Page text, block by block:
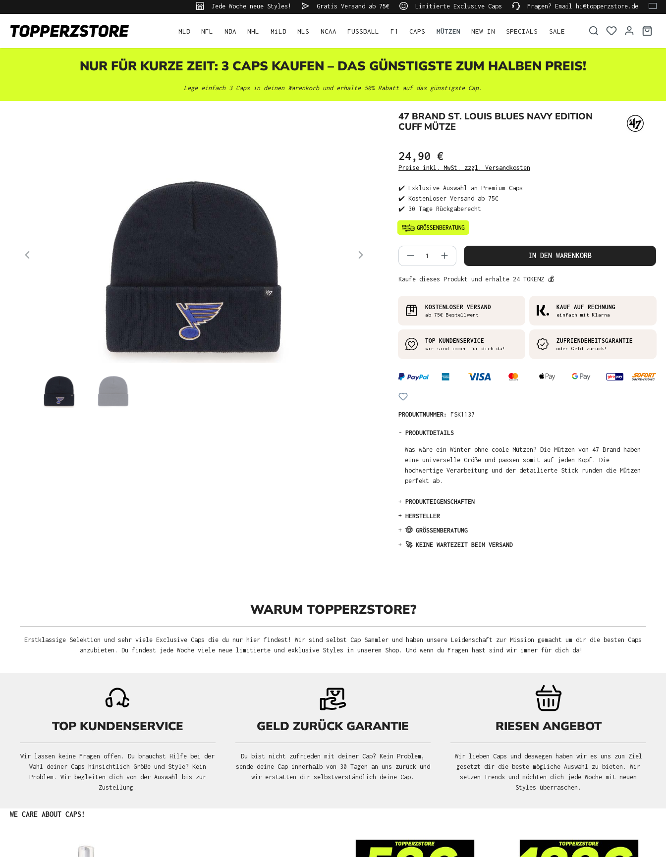
Jede Woche neue Styles! Gratis Versand ab 75€ Limitierte Exclusive Caps Fragen? Email hi@topperzstore.de
MLB NFL NBA NHL MiLB MLS NCAA FUSSBALL F1 CAPS MÜTZEN NEW IN SPECIALS SALE
NUR FÜR KURZE ZEIT: 3 CAPS KAUFEN – DAS GÜNSTIGSTE ZUM HALBEN PREIS!
Lege einfach 3 Caps in deinen Warenkorb und erhalte 50% Rabatt auf das günstigste Cap.
47 BRAND ST. LOUIS BLUES NAVY EDITION
CUFF MÜTZE
24,90 €
Preise inkl. MwSt. zzgl. Versandkosten
✔️ Exklusive Auswahl an Premium Caps
✔️ Kostenloser Versand ab 75€
✔️ 30 Tage Rückgaberecht
Produkt Anzahl: Gib den gewünschten Wert
IN DEN WARENKORB
Kaufe dieses Produkt und erhalte 24 TOKENZ 💰
KOSTENLOSER VERSAND
ab 75€ Bestellwert
KAUF AUF RECHNUNG
einfach mit Klarna
TOP KUNDENSERVICE
wir sind immer für dich da!
ZUFRIENDEHEITSGARANTIE
oder Geld zurück!
PRODUKTNUMMER: FSK1137
- PRODUKTDETAILS
Was wäre ein Winter ohne coole Mützen? Die Mützen von 47 Brand haben
eine universelle Größe und passen somit auf jeden Kopf. Die
hochwertige Verarbeitung und der detailierte Stick runden die Mützen
perfekt ab.
+ PRODUKTEIGENSCHAFTEN
+ HERSTELLER
+ 🤠 GRÖSSENBERATUNG
+ 🚀 KEINE WARTEZEIT BEIM VERSAND
WARUM TOPPERZSTORE?
Erstklassige Selektion und sehr viele Exclusive Caps die du nur hier findest! Wir sind selbst Cap Sammler und haben unsere Leidenschaft zur Mission gemacht um dir die besten Caps
anzubieten. Du findest jede Woche viele neue limitierte und exklusive Styles in unserem Shop. Und wenn du Fragen hast sind wir immer für dich da!
TOP KUNDENSERVICE
Wir lassen keine Fragen offen. Du brauchst Hilfe bei der
Wahl deiner Caps hinsichtlich Größe und Style? Kein
Problem. Wir begleiten dich von der Auswahl bis zur
Zustellung.
GELD ZURÜCK GARANTIE
Du bist nicht zufrieden mit deiner Cap? Kein Problem,
sende deine Cap innerhalb von 30 Tagen an uns zurück und
wir erstatten dir selbstverständlich deine Cap.
RIESEN ANGEBOT
Wir lieben Caps und deswegen haben wir es uns zum Ziel
gesetzt dir die beste mögliche Auswahl zu bieten. Wir
setzen Trends und möchten dich jede Woche mit neuen
Styles überraschen.
Produktgalerie überspringen
WE CARE ABOUT CAPS!